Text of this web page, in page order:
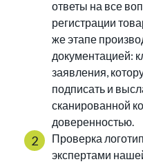
ответы на все
регистрации
же этапе
документацией:
заявления,
подписать и
сканированной
доверенностью.
Проверка
экспертами